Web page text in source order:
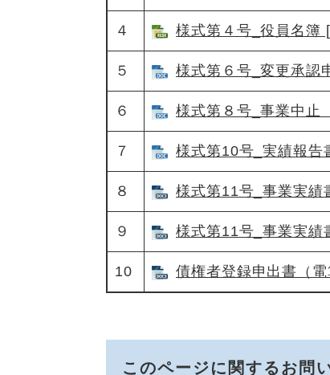
４ 様式第４号_役員名簿
５ 様式第６号_変更承認
６ 様式第８号_事業中止
７ 様式第10号_実績報告
８ 様式第11号_事業実績
９ 様式第11号_事業実績
10 債権者登録申出書（
このページに関するお問